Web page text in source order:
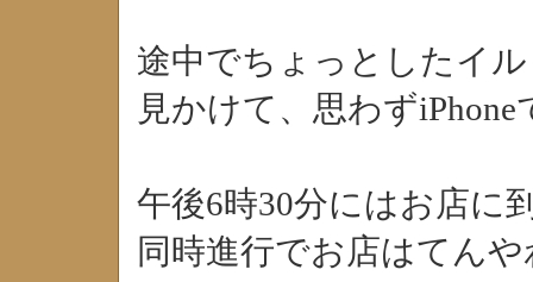
途中でちょっとしたイ
見かけて、思わずiPhone
午後6時30分にはお店に
同時進行でお店はてん